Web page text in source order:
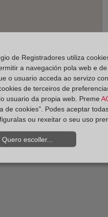
el distrito
de Registradores utiliza
a navegación pola web e
o usuario acceda ao servizo
de terceiros de
usuario da propia web. Preme
de cookies”. Podes aceptar
ou rexeitar o seu uso
Quero escoller...